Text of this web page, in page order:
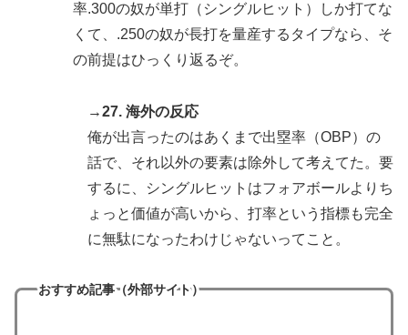
率.300の奴が単打（シングルヒット）しか打てな
くて、.250の奴が長打を量産するタイプなら、そ
の前提はひっくり返るぞ。
→27. 海外の反応
俺が出言ったのはあくまで出塁率（OBP）の
話で、それ以外の要素は除外して考えてた。要
するに、シングルヒットはフォアボールよりち
ょっと価値が高いから、打率という指標も完全
に無駄になったわけじゃないってこと。
おすすめ記事（外部サイト）